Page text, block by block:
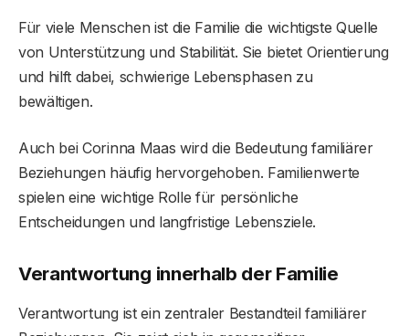
Für viele Menschen ist die Familie die wichtigste Quelle
von Unterstützung und Stabilität. Sie bietet Orientierung
und hilft dabei, schwierige Lebensphasen zu
bewältigen.
Auch bei Corinna Maas wird die Bedeutung familiärer
Beziehungen häufig hervorgehoben. Familienwerte
spielen eine wichtige Rolle für persönliche
Entscheidungen und langfristige Lebensziele.
Verantwortung innerhalb der Familie
Verantwortung ist ein zentraler Bestandteil familiärer